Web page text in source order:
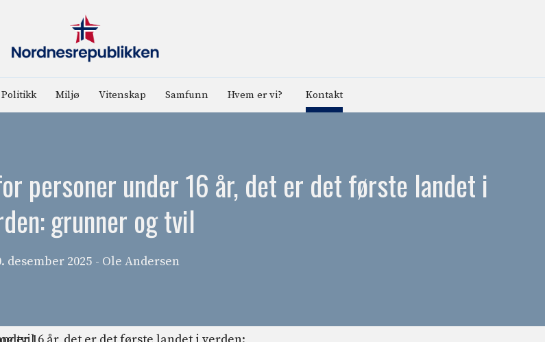
Politikk Miljø Vitenskap Samfunn Hvem er vi? Kontakt
personer under 16 år, det er det første landet i
grunner og tvil
desember 2025 - Ole Andersen